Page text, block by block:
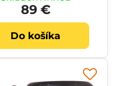
89 €
Do košíka